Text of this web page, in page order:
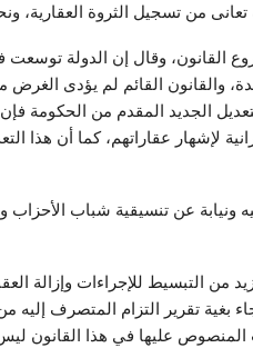
تعانى من تسجيل الثروة العقارية،
القانون، وقال إن الدولة توسعت
والقانون القائم لم يؤدى
الجديد المقدم من
ونيابة عن تنسيقية شباب
التبسيط للإجراءات وإزالة
بغية تقرير التزام المتصرف إليه
المنصوص عليها في هذا القانون